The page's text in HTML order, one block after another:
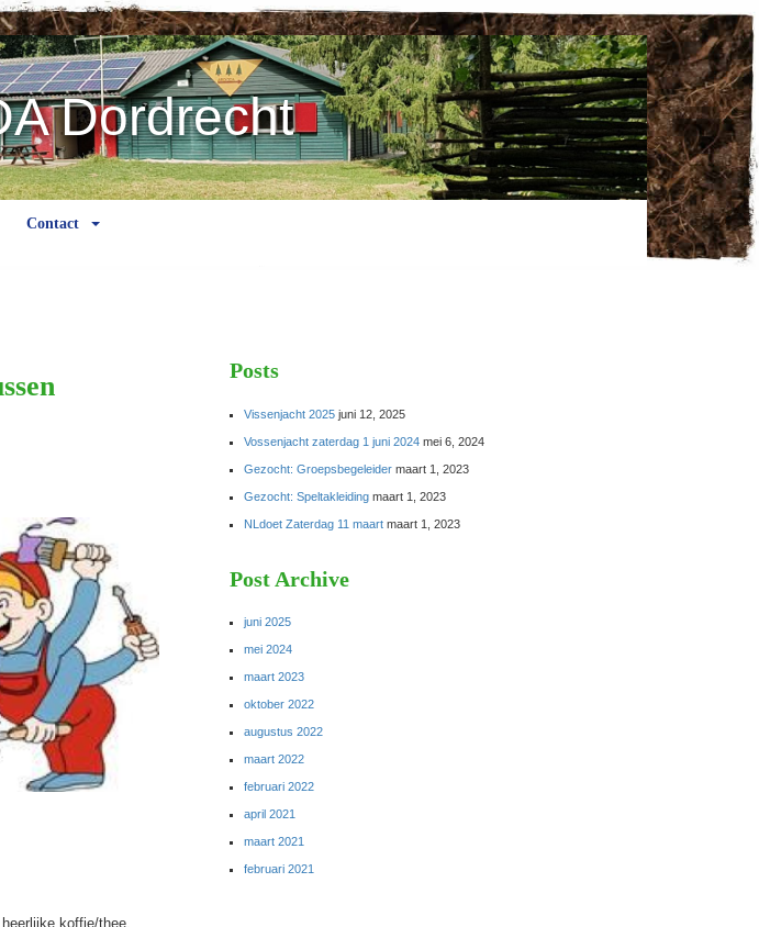
Dordrecht
Contact
koffie/thee.
Posts
Vissenjacht 2025 juni 12, 2025
Vossenjacht zaterdag 1 juni 2024 mei 6, 2024
Gezocht: Groepsbegeleider maart 1, 2023
Gezocht: Speltakleiding maart 1, 2023
NLdoet Zaterdag 11 maart maart 1, 2023
Post Archive
juni 2025
mei 2024
maart 2023
oktober 2022
augustus 2022
maart 2022
februari 2022
april 2021
maart 2021
februari 2021